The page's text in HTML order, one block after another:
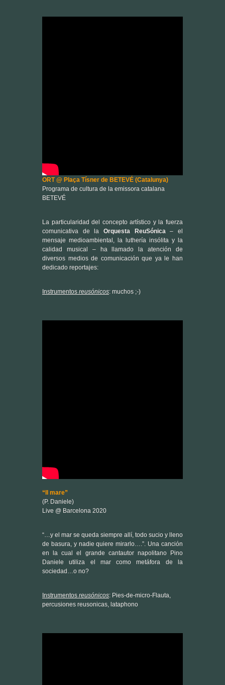
La particularidad del concepto artístico y la fuerza
comunicativa de laOrquesta ReuSónica
mensaje medioambiental, la luthería insólita y la
diversos medios de comunicación que ya le han
dedicado reportajes:
Instrumentosreusónicos : muchos ;-)
Live @ Barcelona 2020
“…y el mar se queda siempre allí, todo sucio y lleno
de basura, y nadie quiere mirarlo….”. Una canción
en la cual el grande cantautor napolitano Pino
sociedad…o no?
Instrumentosreusónicos: Pies-de-micro-Flauta,
percusiones reusonicas, lataphono